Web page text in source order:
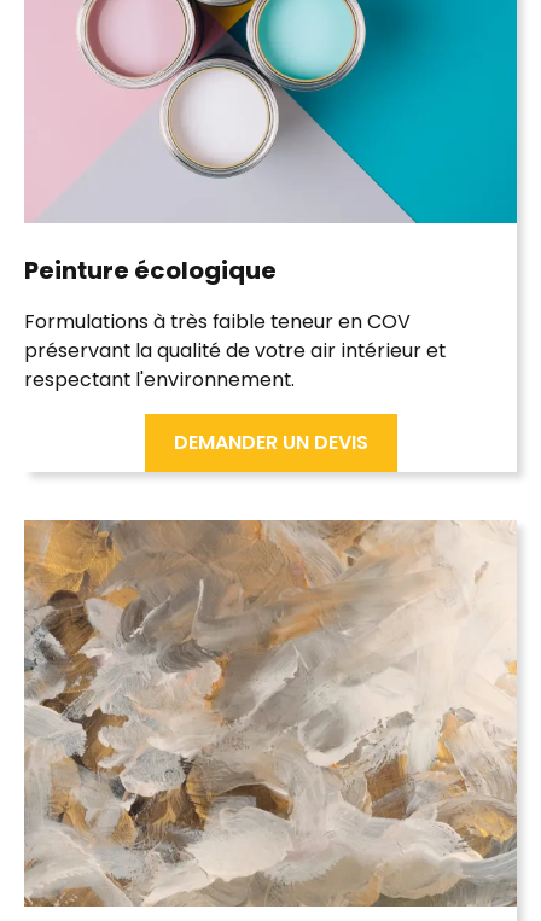
Peinture écologique
Formulations à très faible teneur en COV
préservant la qualité de votreair intérieuret
respectant l'environnement.
DEMANDER UN DEVIS